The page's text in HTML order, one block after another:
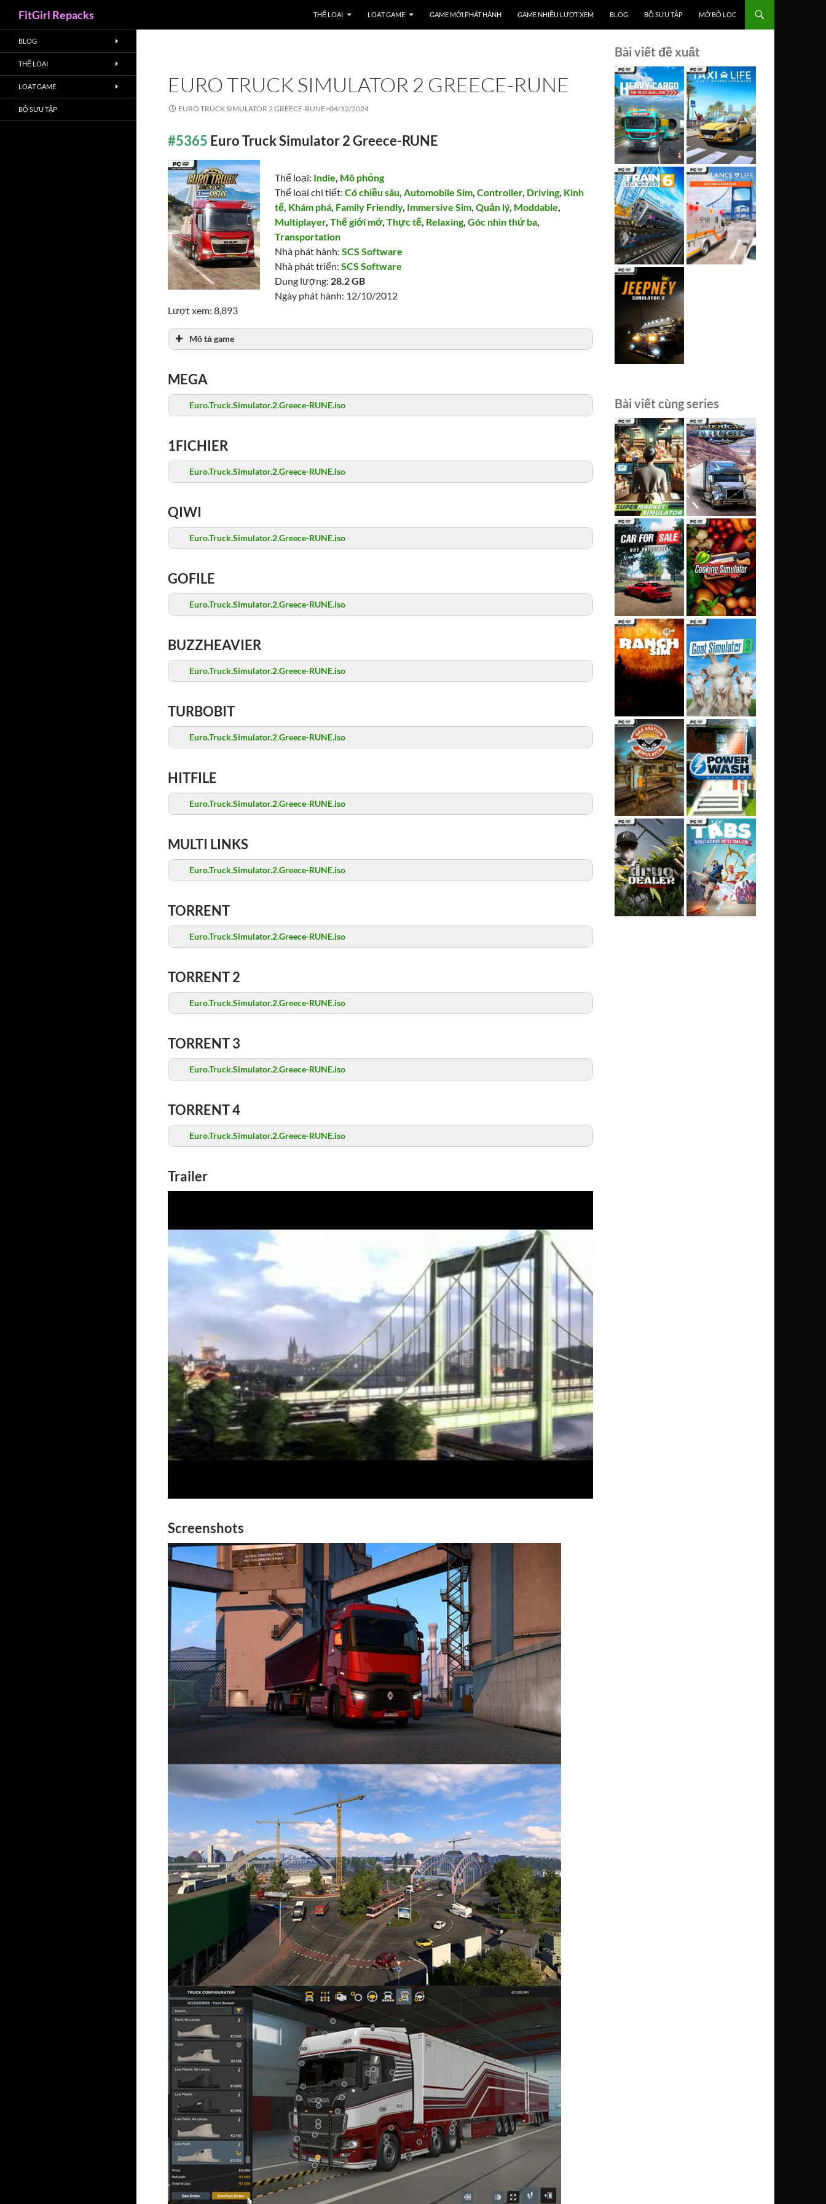
FitGirl Repacks THỂ LOẠI LOẠT GAME GAME MỚI PHÁT HÀNH GAME NHIỀU LƯỢT XEM BLOG BỘ SƯU TẬP MỞ BỘ LỌC
EURO TRUCK SIMULATOR 2 GREECE-RUNE
EURO TRUCK SIMULATOR 2 GREECE-RUNE>04/12/2024
#5365 Euro Truck Simulator 2 Greece-RUNE
Thể loại: Indie, Mô phỏng
Thể loại chi tiết:Có chiều sâu,Automobile Sim,Controller, Driving, Kinh
tế, Khám phá, Family Friendly, Immersive Sim,Quản lý, Moddable,
Multiplayer,Thế giới mở,Thực tế, Relaxing,Góc nhìn thứ ba,
Transportation
Nhà phát hành:SCS Software
Nhà phát triển:SCS Software
Dung lượng: 28.2 GB
Ngày phát hành: 12/10/2012
Lượt xem: 8,893
Mô tả game
MEGA
Euro.Truck.Simulator.2.Greece-RUNE.iso
1FICHIER
Euro.Truck.Simulator.2.Greece-RUNE.iso
QIWI
Euro.Truck.Simulator.2.Greece-RUNE.iso
GOFILE
Euro.Truck.Simulator.2.Greece-RUNE.iso
BUZZHEAVIER
Euro.Truck.Simulator.2.Greece-RUNE.iso
TURBOBIT
Euro.Truck.Simulator.2.Greece-RUNE.iso
HITFILE
Euro.Truck.Simulator.2.Greece-RUNE.iso
MULTI LINKS
Euro.Truck.Simulator.2.Greece-RUNE.iso
TORRENT
Euro.Truck.Simulator.2.Greece-RUNE.iso
TORRENT 2
Euro.Truck.Simulator.2.Greece-RUNE.iso
TORRENT 3
Euro.Truck.Simulator.2.Greece-RUNE.iso
TORRENT 4
Euro.Truck.Simulator.2.Greece-RUNE.iso
Trailer
Screenshots
Bài viết đề xuất
Bài viết cùng series
BLOG
THỂ LOẠI
LOẠT GAME
BỘ SƯU TẬP